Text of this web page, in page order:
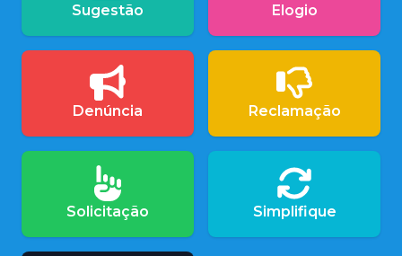
Sugestão Elogio
Denúncia Reclamação
Solicitação Simplifique